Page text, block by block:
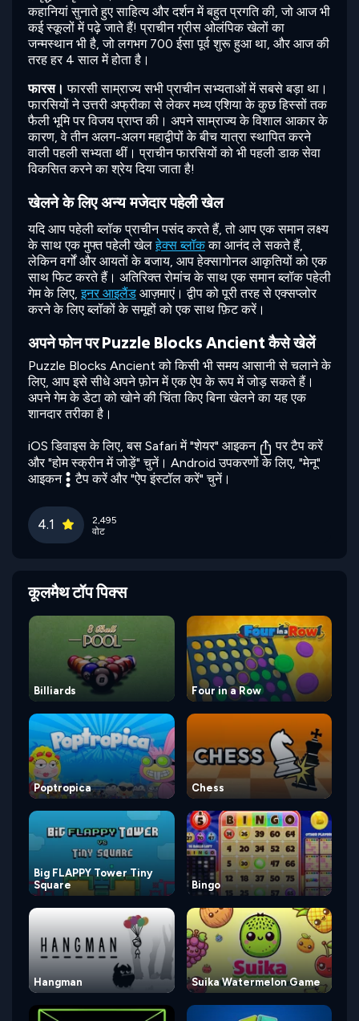
कहानियां सुनाते हुए साहित्य और दर्शन में बहुत प्रगति की, जो आज भी
कई स्कूलों में पढ़े जाते हैं! प्राचीन ग्रीस ओलंपिक खेलों का
जन्मस्थान भी है, जो लगभग 700 ईसा पूर्व शुरू हुआ था, और आज की
तरह हर 4 साल में होता है।
फारस। फारसी साम्राज्य सभी प्राचीन सभ्यताओं में सबसे बड़ा था।
फारसियों ने उत्तरी अफ्रीका से लेकर मध्य एशिया के कुछ हिस्सों तक
फैली भूमि पर विजय प्राप्त की। अपने साम्राज्य के विशाल आकार के
कारण, वे तीन अलग-अलग महाद्वीपों के बीच यात्रा स्थापित करने
वाली पहली सभ्यता थीं। प्राचीन फारसियों को भी पहली डाक सेवा
विकसित करने का श्रेय दिया जाता है!
खेलने के लिए अन्य मजेदार पहेली खेल
यदि आप पहेली ब्लॉक प्राचीन पसंद करते हैं, तो आप एक समान लक्ष्य
के साथ एक मुफ्त पहेली खेलहेक्स ब्लॉकका आनंद ले सकते हैं,
लेकिन वर्गों और आयतों के बजाय, आप हेक्सागोनल आकृतियों को एक
साथ फिट करते हैं। अतिरिक्त रोमांच के साथ एक समान ब्लॉक पहेली
गेम के लिए,इनर आइलैंड आज़माएं। द्वीप को पूरी तरह से एक्सप्लोर
करने के लिए ब्लॉकों के समूहों को एक साथ फ़िट करें।
अपने फोन पर Puzzle Blocks Ancient कैसे खेलें
Puzzle Blocks Ancient को किसी भी समय आसानी से चलाने के
लिए, आप इसे सीधे अपने फ़ोन में एक ऐप के रूप में जोड़ सकते हैं।
अपने गेम के डेटा को खोने की चिंता किए बिना खेलने का यह एक
शानदार तरीका है।
iOS डिवाइस के लिए, बस Safari में "शेयर" आइकन
पर टैप करें
और "होम स्क्रीन में जोड़ें" चुनें। Android उपकरणों के लिए, "मेनू"
आइकन
टैप करें और "ऐप इंस्टॉल करें" चुनें।
4.1
2,495
वोट
कूलमैथ टॉप पिक्स
Billiards Four in a Row
Poptropica Chess
Big FLAPPY Tower Tiny
Square
Bingo
Hangman Suika Watermelon Game